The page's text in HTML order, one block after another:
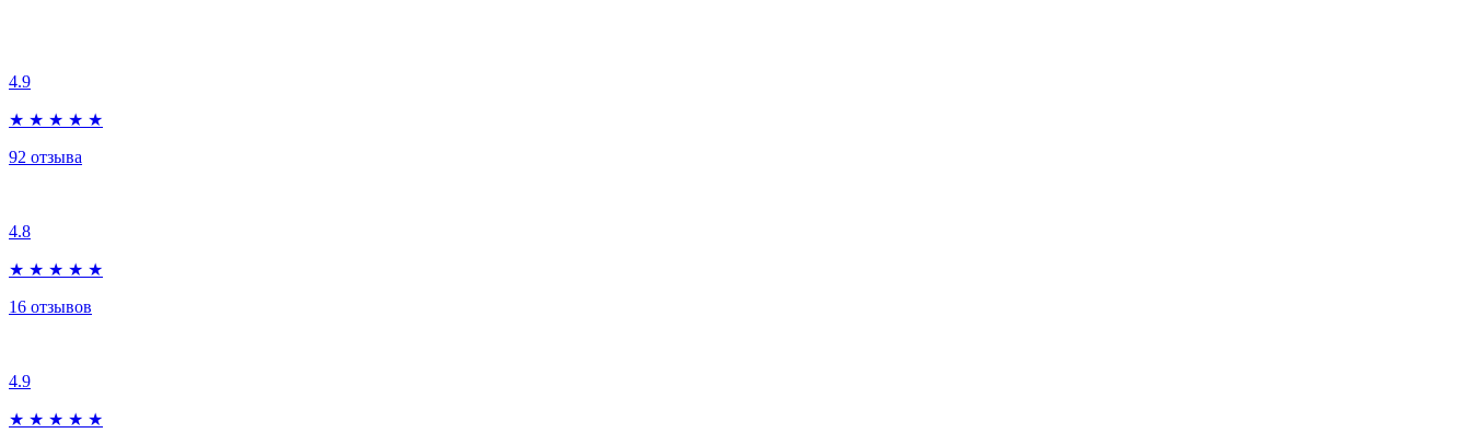
4.9
★ ★ ★ ★ ★
92 отзыва
4.8
★ ★ ★ ★ ★
16 отзывов
4.9
★ ★ ★ ★ ★